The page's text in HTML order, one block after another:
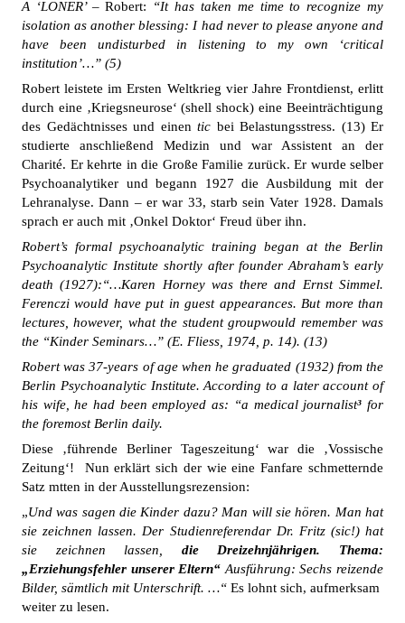
A ‘LONER’ –Robert: “It has taken me time to recognize my
isolation as another blessing: I had never to please anyone and
have been undisturbed in listening to my own ‘critical
institution’…” (5)
Robert leistete im Ersten Weltkrieg vier Jahre Frontdienst, erlitt
durch eine ‚Kriegsneurose‘ (shell shock) eine Beeinträchtigung
des Gedächtnisses und einen tic bei Belastungsstress. (13) Er
studierte anschließend Medizin und war Assistent an der
Charité. Er kehrte in die Große Familie zurück. Er wurde selber
Psychoanalytiker und begann 1927 die Ausbildung mit der
Lehranalyse. Dann – er war 33, starb sein Vater 1928. Damals
sprach er auch mit ‚Onkel Doktor‘ Freud über ihn.
Robert’s formal psychoanalytic training began at the Berlin
Psychoanalytic Institute shortly after founder Abraham’s early
death (1927):“…Karen Horney was there and Ernst Simmel.
Ferenczi would have put in guest appearances. But more than
lectures, however, what the student groupwould remember was
the “Kinder Seminars…” (E. Fliess, 1974, p. 14). (13)
Robert was 37-years of age when he graduated (1932) from the
Berlin Psychoanalytic Institute. According to a later account of
his wife, he had been employed as: “a medical journalist³for
the foremost Berlin daily.
Diese ‚führende Berliner Tageszeitung‘ war die ‚Vossische
Zeitung‘! Nun erklärt sich der wie eine Fanfare schmetternde
Satz mtten in der Ausstellungsrezension:
„Und was sagen die Kinder dazu? Man will sie hören. Man hat
sie zeichnen lassen. Der Studienreferendar Dr. Fritz (sic!) hat
sie zeichnen lassen, die Dreizehnjährigen. Thema:
„Erziehungsfehler unserer Eltern“ Ausführung: Sechs reizende
Bilder, sämtlich mit Unterschrift. …“ Es lohnt sich, aufmerksam
weiter zu lesen.